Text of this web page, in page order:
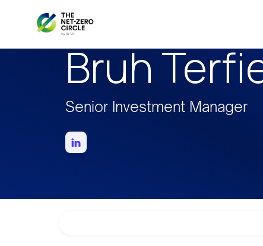
Bruh
Senior Investment Manager